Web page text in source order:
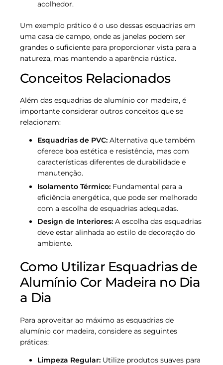
acolhedor.
Um exemplo prático é o uso dessas esquadrias em
uma casa de campo, onde as janelas podem ser
grandes o suficiente para proporcionar vista para a
natureza, mas mantendo a aparência rústica.
Conceitos Relacionados
Além das esquadrias de alumínio cor madeira, é
importante considerar outros conceitos que se
relacionam:
Esquadrias de PVC: Alternativa que também
oferece boa estética e resistência, mas com
características diferentes de durabilidade e
manutenção.
Isolamento Térmico: Fundamental para a
eficiência energética, que pode ser melhorado
com a escolha de esquadrias adequadas.
Design de Interiores: A escolha das esquadrias
deve estar alinhada ao estilo de decoração do
ambiente.
Como Utilizar Esquadrias de
Alumínio Cor Madeira no Dia
a Dia
Para aproveitar ao máximo as esquadrias de
alumínio cor madeira, considere as seguintes
práticas:
Limpeza Regular: Utilize produtos suaves para